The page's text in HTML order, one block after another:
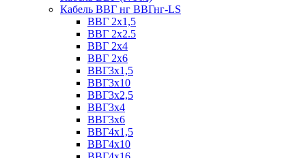
Кабель ВВГ нг ВВГнг-LS
ВВГ 2х1,5
ВВГ 2х2.5
ВВГ 2х4
ВВГ 2х6
ВВГ3х1,5
ВВГ3х10
ВВГ3х2,5
ВВГ3х4
ВВГ3х6
ВВГ4х1,5
ВВГ4х10